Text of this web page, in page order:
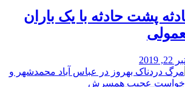
پشت حادثه با یک باران
2019